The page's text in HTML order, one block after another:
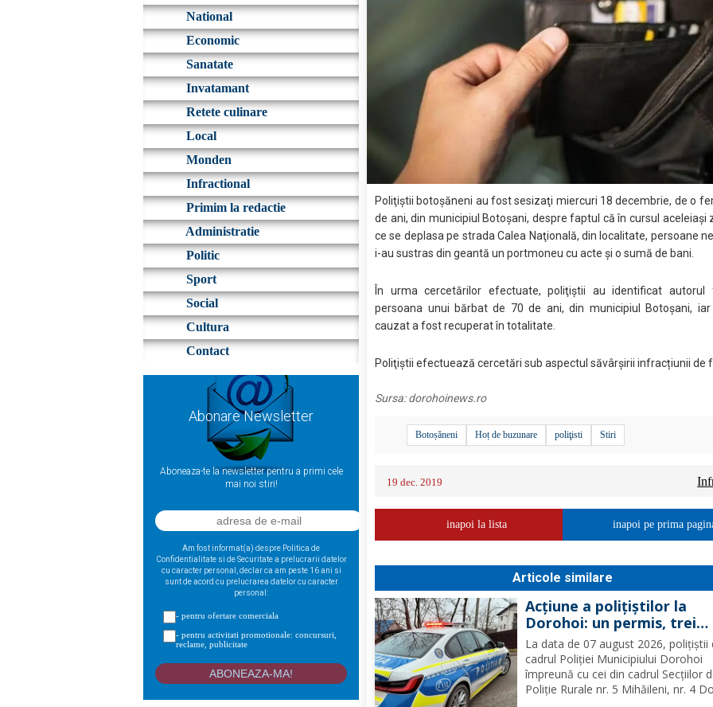
National
Economic
Sanatate
Invatamant
Retete culinare
Local
Monden
Infractional
Primim la redactie
Administratie
Politic
Sport
Social
Cultura
Contact
Abonare Newsletter
Aboneaza-te la newsletter pentru a primi cele
mai noi stiri!
Am fost informat(a) despre Politica de
Confidentialitate si de Securitate a prelucrarii datelor
cu caracter personal, declar ca am peste 16 ani si
sunt de acord cu prelucrarea datelor cu caracter
personal:
- pentru ofertare comerciala
- pentru activitati promotionale: concursuri,
reclame, publicitate
Poliţiştii botoşăneni au fost sesizaţi miercuri 18 decembrie, de o
de ani, din municipiul Botoşani, despre faptul că în cursul aceleiaşi
ce se deplasa pe strada Calea Naţională, din localitate, persoane
i-au sustras din geantă un portmoneu cu acte şi o sumă de bani.
În urma cercetărilor efectuate, poliţiştii au identificat autorul
persoana unui bărbat de 70 de ani, din municipiul Botoşani, iar
cauzat a fost recuperat în totalitate.
Poliţiştii efectuează cercetări sub aspectul săvârșirii infracțiunii de
Sursa:dorohoinews.ro
Botoșăneni Hoț de buzunare poliţisti Stiri
19 dec. 2019
inapoi la lista inapoi pe prima
Articole similare
Acțiune a polițiștilor la
Dorohoi: un permis, trei
certificate și un set de
de înmatriculare reținute
La data de 07 august 2026, polițiștii
cadrul Poliției Municipiului Dorohoi
împreună cu cei din cadrul Secțiilor
Poliție Rurale nr. 5 Mihăileni, nr. 4